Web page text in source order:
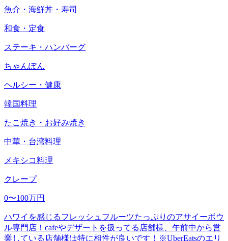
魚介・海鮮丼・寿司
和食・定食
ステーキ・ハンバーグ
ちゃんぽん
ヘルシー・健康
韓国料理
たこ焼き・お好み焼き
中華・台湾料理
メキシコ料理
クレープ
0〜100万円
ハワイを感じるフレッシュフルーツたっぷりのアサイーボウ
ル専門店！cafeやデザートを扱ってる店舗様、午前中から営
業している店舗様は特に相性が良いです！※UberEatsのエリ